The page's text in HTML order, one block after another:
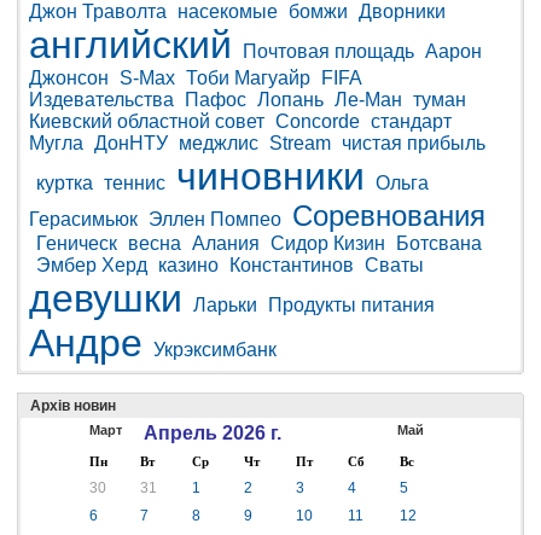
Джон Траволта насекомые бомжи Дворники
английский Почтовая площадь Аарон
Джонсон
S-Max Тоби Магуайр
FIFA
Издевательства
Пафос Лопань Ле-Ман туман
Киевский областной совет Concorde стандарт
Мугла ДонНТУ меджлис Stream чистая прибыль
куртка теннис чиновники
Ольга
Герасимьюк Эллен Помпео Соревнования
Геническ весна Алания Сидор Кизин
Ботсвана
Эмбер Херд
казино Константинов Сваты
девушки Ларьки Продукты питания
Андре Укрэксимбанк
Архів новин
Март Апрель 2026 г. Май
Пн Вт Ср Чт Пт Сб Вс
30 31 1 2 3 4
5
6
7 8 9 10 11
12